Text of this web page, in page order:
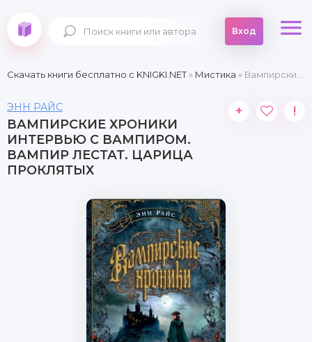
Вход
Скачать книги бесплатно c KNIGKI.NET» Мистика » Вампирские хроники Интервью с вампиром. Вампир Лестат. Царица Проклятых
ЭНН РАЙС
ВАМПИРСКИЕ ХРОНИКИ
ИНТЕРВЬЮ С ВАМПИРОМ.
ВАМПИР ЛЕСТАТ. ЦАРИЦА
ПРОКЛЯТЫХ
+ !